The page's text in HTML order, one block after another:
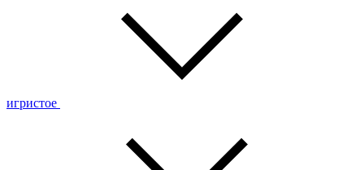
игристое